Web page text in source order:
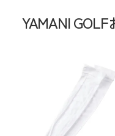
96cm
YAMANI